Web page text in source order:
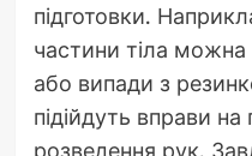
підготовки.
частини тіла можна
або випади з
підійдуть вправи на
розведення рук.